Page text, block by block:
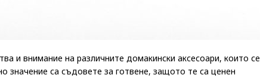
и внимание на различните домакински аксесоари, които се
значение са съдовете за готвене, защото те са ценен